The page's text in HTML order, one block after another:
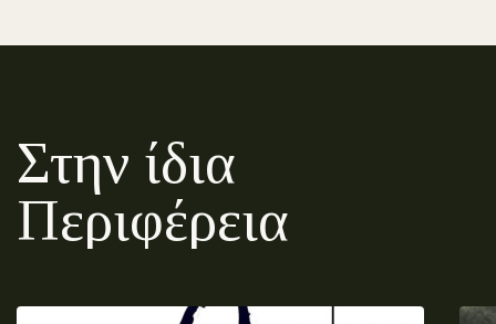
Στην ίδια
Περιφέρεια